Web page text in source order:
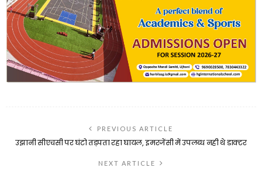
PREVIOUS ARTICLE
उझानी सीएचसी पर घंटो तड़पता रहा घायल, इमरजेंसी में उपलब्ध नही थे डाक्टर
NEXT ARTICLE